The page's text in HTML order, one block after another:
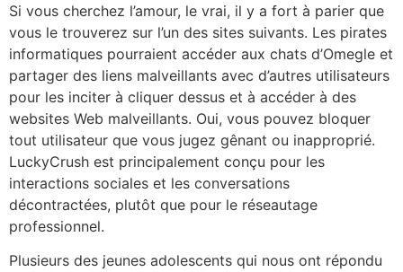
Si vous cherchez l’amour, le vrai, il y a fort à parier que
vous le trouverez sur l’un des sites suivants. Les pirates
informatiques pourraient accéder aux chats d’Omegle et
partager des liens malveillants avec d’autres utilisateurs
pour les inciter à cliquer dessus et à accéder à des
websites Web malveillants. Oui, vous pouvez bloquer
tout utilisateur que vous jugez gênant ou inapproprié.
LuckyCrush est principalement conçu pour les
interactions sociales et les conversations
décontractées, plutôt que pour le réseautage
professionnel.
Plusieurs des jeunes adolescents qui nous ont répondu